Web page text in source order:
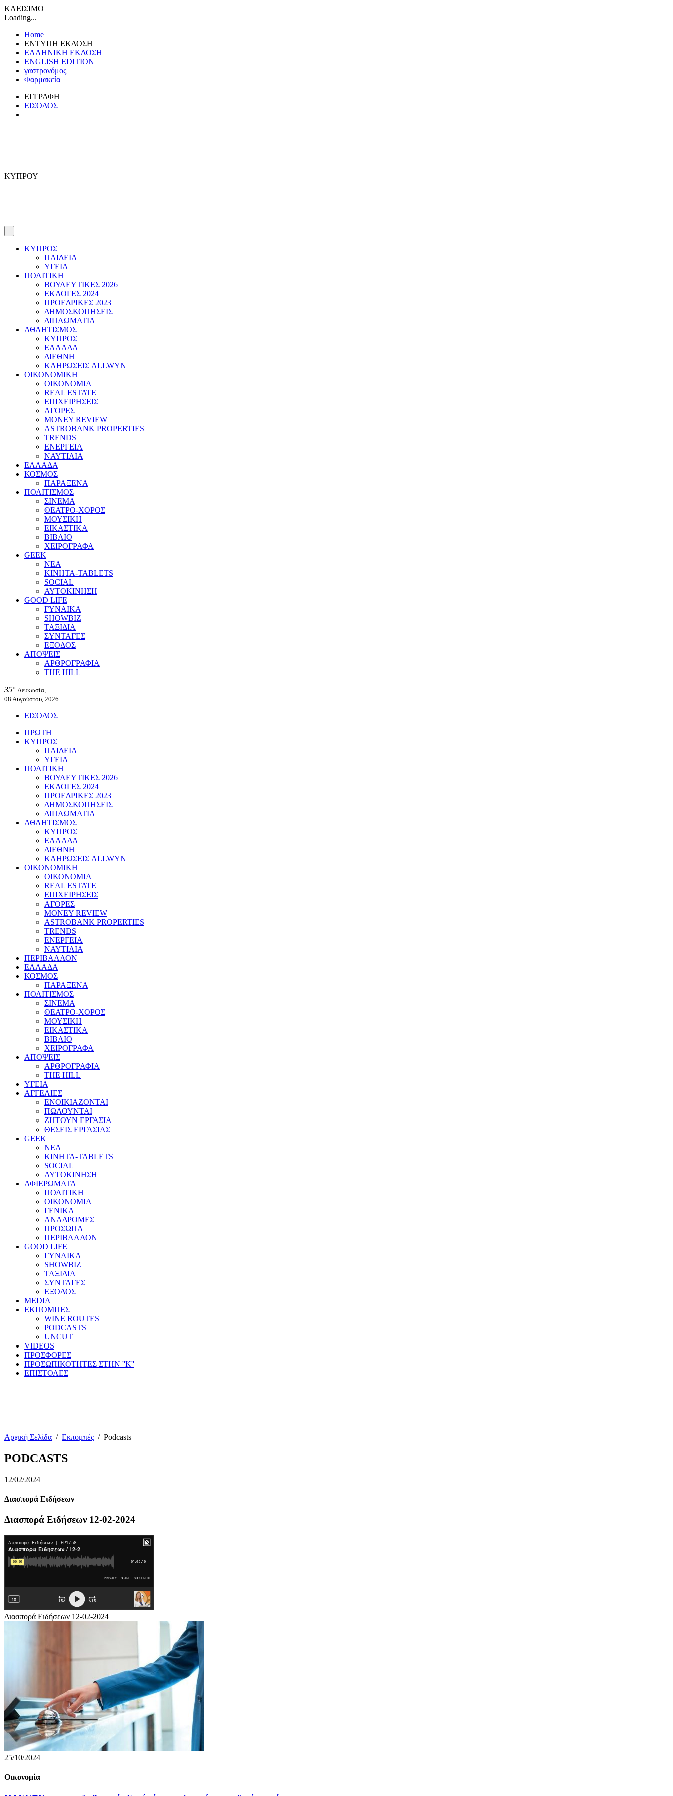
ΚΛΕΙΣΙΜΟ
Loading...
Home
ΕΝΤΥΠΗ ΕΚΔΟΣΗ
ΕΛΛΗΝΙΚΗ ΕΚΔΟΣΗ
ENGLISH EDITION
γαστρονόμος
Φαρμακεία
ΕΓΓΡΑΦΗ
ΕΙΣΟΔΟΣ
ΚΥΠΡΟΥ
ΚΥΠΡΟΣ
ΠΑΙΔΕΙΑ
ΥΓΕΙΑ
ΠΟΛΙΤΙΚΗ
ΒΟΥΛΕΥΤΙΚΕΣ 2026
ΕΚΛΟΓΕΣ 2024
ΠΡΟΕΔΡΙΚΕΣ 2023
ΔΗΜΟΣΚΟΠΗΣΕΙΣ
ΔΙΠΛΩΜΑΤΙΑ
ΑΘΛΗΤΙΣΜΟΣ
ΚΥΠΡΟΣ
ΕΛΛΑΔΑ
ΔΙΕΘΝΗ
ΚΛΗΡΩΣΕΙΣ ALLWYN
ΟΙΚΟΝΟΜΙΚΗ
ΟΙΚΟΝΟΜΙΑ
REAL ESTATE
ΕΠΙΧΕΙΡΗΣΕΙΣ
ΑΓΟΡΕΣ
MONEY REVIEW
ASTROBANK PROPERTIES
TRENDS
ΕΝΕΡΓΕΙΑ
ΝΑΥΤΙΛΙΑ
ΕΛΛΑΔΑ
ΚΟΣΜΟΣ
ΠΑΡΑΞΕΝΑ
ΠΟΛΙΤΙΣΜΟΣ
ΣΙΝΕΜΑ
ΘΕΑΤΡΟ-ΧΟΡΟΣ
ΜΟΥΣΙΚΗ
ΕΙΚΑΣΤΙΚΑ
ΒΙΒΛΙΟ
ΧΕΙΡΟΓΡΑΦΑ
GEEK
ΝΕΑ
ΚΙΝΗΤΑ-TABLETS
SOCIAL
ΑΥΤΟΚΙΝΗΣΗ
GOOD LIFE
ΓΥΝΑΙΚΑ
SHOWBIZ
ΤΑΞΙΔΙΑ
ΣΥΝΤΑΓΕΣ
ΕΞΟΔΟΣ
ΑΠΟΨΕΙΣ
ΑΡΘΡΟΓΡΑΦΙΑ
THE HILL
35° Λευκωσία,
08 Αυγούστου, 2026
ΕΙΣΟΔΟΣ
ΠΡΩΤΗ
ΚΥΠΡΟΣ
ΠΑΙΔΕΙΑ
ΥΓΕΙΑ
ΠΟΛΙΤΙΚΗ
ΒΟΥΛΕΥΤΙΚΕΣ 2026
ΕΚΛΟΓΕΣ 2024
ΠΡΟΕΔΡΙΚΕΣ 2023
ΔΗΜΟΣΚΟΠΗΣΕΙΣ
ΔΙΠΛΩΜΑΤΙΑ
ΑΘΛΗΤΙΣΜΟΣ
ΚΥΠΡΟΣ
ΕΛΛΑΔΑ
ΔΙΕΘΝΗ
ΚΛΗΡΩΣΕΙΣ ALLWYN
ΟΙΚΟΝΟΜΙΚΗ
ΟΙΚΟΝΟΜΙΑ
REAL ESTATE
ΕΠΙΧΕΙΡΗΣΕΙΣ
ΑΓΟΡΕΣ
MONEY REVIEW
ASTROBANK PROPERTIES
TRENDS
ΕΝΕΡΓΕΙΑ
ΝΑΥΤΙΛΙΑ
ΠΕΡΙΒΑΛΛΟΝ
ΕΛΛΑΔΑ
ΚΟΣΜΟΣ
ΠΑΡΑΞΕΝΑ
ΠΟΛΙΤΙΣΜΟΣ
ΣΙΝΕΜΑ
ΘΕΑΤΡΟ-ΧΟΡΟΣ
ΜΟΥΣΙΚΗ
ΕΙΚΑΣΤΙΚΑ
ΒΙΒΛΙΟ
ΧΕΙΡΟΓΡΑΦΑ
ΑΠΟΨΕΙΣ
ΑΡΘΡΟΓΡΑΦΙΑ
THE HILL
ΥΓΕΙΑ
ΑΓΓΕΛΙΕΣ
ΕΝΟΙΚΙΑΖΟΝΤΑΙ
ΠΩΛΟΥΝΤΑΙ
ΖΗΤΟΥΝ ΕΡΓΑΣΙΑ
ΘΕΣΕΙΣ ΕΡΓΑΣΙΑΣ
GEEK
ΝΕΑ
ΚΙΝΗΤΑ-TABLETS
SOCIAL
ΑΥΤΟΚΙΝΗΣΗ
ΑΦΙΕΡΩΜΑΤΑ
ΠΟΛΙΤΙΚΗ
ΟΙΚΟΝΟΜΙΑ
ΓΕΝΙΚΑ
ΑΝΑΔΡΟΜΕΣ
ΠΡΟΣΩΠΑ
ΠΕΡΙΒΑΛΛΟΝ
GOOD LIFE
ΓΥΝΑΙΚΑ
SHOWBIZ
ΤΑΞΙΔΙΑ
ΣΥΝΤΑΓΕΣ
ΕΞΟΔΟΣ
MEDIA
ΕΚΠΟΜΠΕΣ
WINE ROUTES
PODCASTS
UNCUT
VIDEOS
ΠΡΟΣΦΟΡΕΣ
ΠΡΟΣΩΠΙΚΟΤΗΤΕΣ ΣΤΗΝ ''Κ''
ΕΠΙΣΤΟΛΕΣ
Αρχική Σελίδα / Εκπομπές / Podcasts
PODCASTS
12/02/2024
Διασπορά Ειδήσεων
Διασπορά Ειδήσεων 12-02-2024
Διασπορά Ειδήσεων 12-02-2024
25/10/2024
Οικονομία